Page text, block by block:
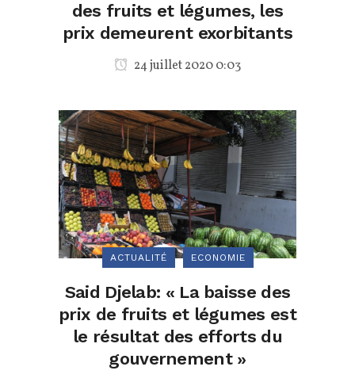
des fruits et légumes, les
prix demeurent exorbitants
24 juillet 2020 0:03
ACTUALITÉ ECONOMIE
Said Djelab: « La baisse des
prix de fruits et légumes est
le résultat des efforts du
gouvernement »